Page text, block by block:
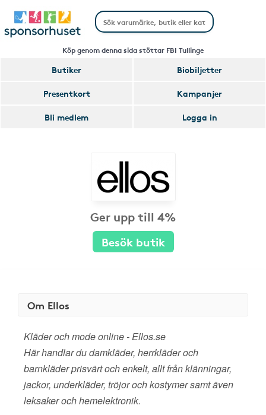
Köp genom denna sida stöttar FBI Tullinge
Butiker
Biobiljetter
Presentkort
Kampanjer
Bli medlem
Logga in
Ger upp till 4%
Besök butik
Om Ellos
Kläder och mode online - Ellos.se
Här handlar du damkläder, herrkläder och
barnkläder prisvärt och enkelt, allt från klänningar,
jackor, underkläder, tröjor och kostymer samt även
leksaker och hemelektronik.